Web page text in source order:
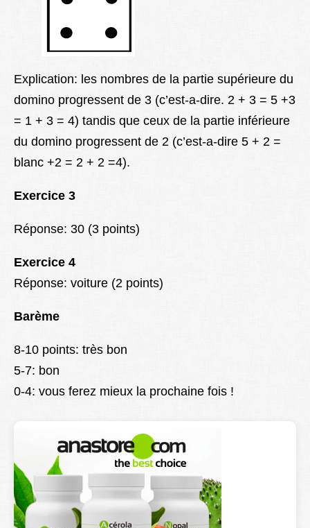
Explication: les nombres de la partie supérieure du
domino progressent de 3 (c’est-a-dire. 2 + 3 = 5 +3
= 1 + 3 = 4) tandis que ceux de la partie inférieure
du domino progressent de 2 (c’est-a-dire 5 + 2 =
blanc +2 = 2 + 2 =4).
Exercice 3
Réponse: 30 (3 points)
Exercice 4
Réponse: voiture (2 points)
Barème
8-10 points: très bon
5-7: bon
0-4: vous ferez mieux la prochaine fois !